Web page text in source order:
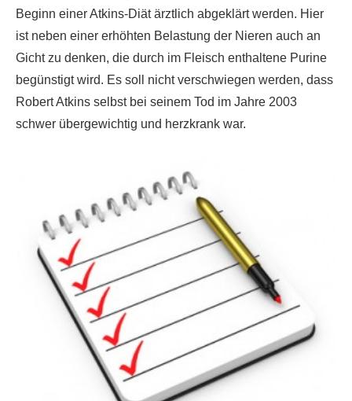
Beginn einer Atkins-Diät ärztlich abgeklärt werden. Hier
ist neben einer erhöhten Belastung der Nieren auch an
Gicht zu denken, die durch im Fleisch enthaltene Purine
begünstigt wird. Es soll nicht verschwiegen werden, dass
Robert Atkins selbst bei seinem Tod im Jahre 2003
schwer übergewichtig und herzkrank war.